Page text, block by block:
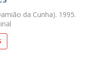
da Cunha). 1995.